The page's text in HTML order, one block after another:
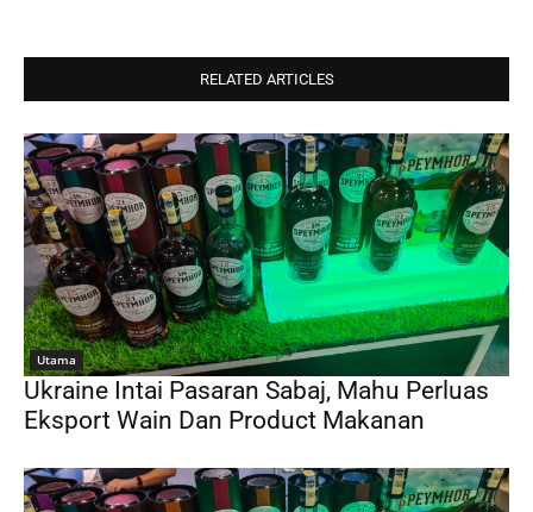
RELATED ARTICLES
Utama
Ukraine Intai Pasaran Sabaj, Mahu Perluas
Eksport Wain Dan Product Makanan